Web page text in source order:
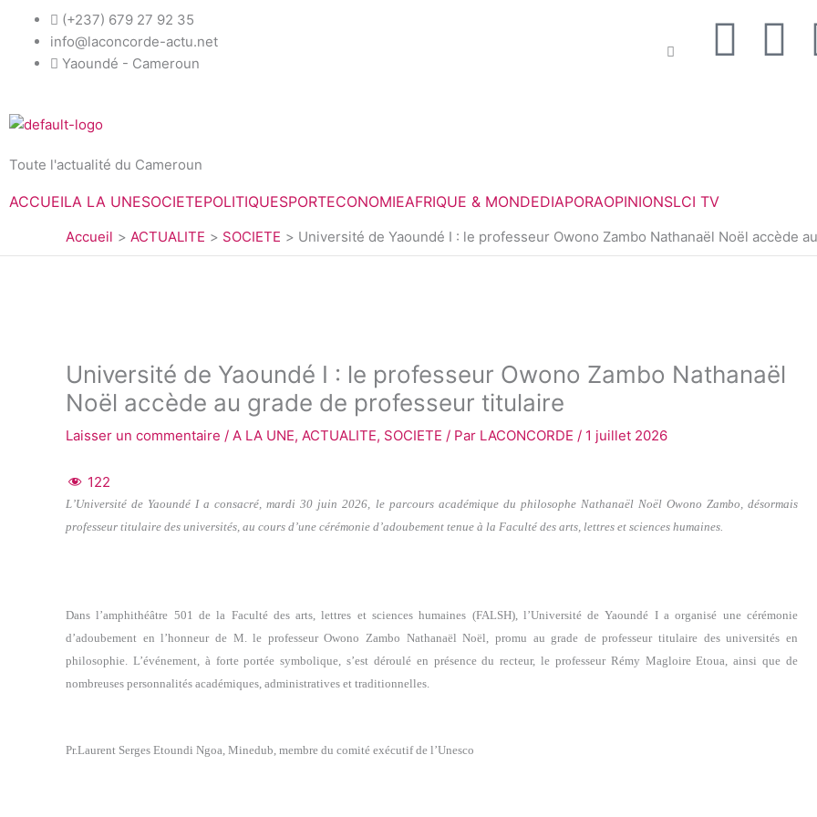
(+237) 679 27 92 35
info@laconcorde-actu.net
Yaoundé - Cameroun
F
b
o
k
T
t
e
Toute l'actualité du Cameroun
ACCUEILA LA UNESOCIETEPOLITIQUESPORTECONOMIEAFRIQUE & MONDEDIAPORAOPINIONSLCI TV
Accueil ACTUALITE SOCIETE Université de Yaoundé I : le professeur Owono Zambo Nathanaël Noël accède
Université de Yaoundé I : le professeur Owono Zambo Nathanaël
Noël accède au grade de professeur titulaire
Laisser un commentaire / A LA UNE, ACTUALITE, SOCIETE / Par LACONCORDE / 1 juillet 2026
122
L’Université de Yaoundé I a consacré, mardi 30 juin 2026, le parcours académique du philosophe Nathanaël Noël Owono Zambo, désormais
professeur titulaire des universités, au cours d’une cérémonie d’adoubement tenue à la Faculté des arts, lettres et sciences humaines.
Dans l’amphithéâtre 501 de la Faculté des arts, lettres et sciences humaines (FALSH), l’Université de Yaoundé I a organisé une cérémonie
d’adoubement en l’honneur de M. le professeur Owono Zambo Nathanaël Noël, promu au grade de professeur titulaire des universités en
philosophie. L’événement, à forte portée symbolique, s’est déroulé en présence du recteur, le professeur Rémy Magloire Etoua, ainsi que de
nombreuses personnalités académiques, administratives et traditionnelles.
Pr.Laurent Serges Etoundi Ngoa, Minedub, membre du comité exécutif de l’Unesco